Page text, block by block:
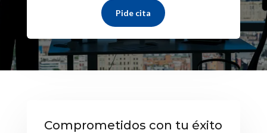
Pide cita
Comprometidos con tu éxito